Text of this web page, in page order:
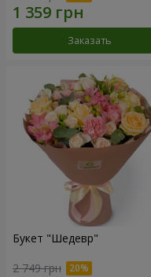
Заказать
Букет "Шедевр"
2 749 грн